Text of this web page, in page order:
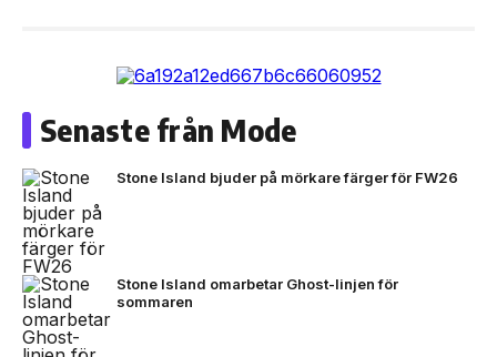
Senaste från Mode
Stone Island bjuder på mörkare färger för FW26
Stone Island omarbetar Ghost-linjen för
sommaren